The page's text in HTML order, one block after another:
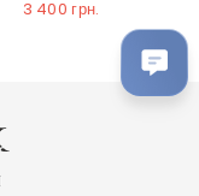
3 400 грн.